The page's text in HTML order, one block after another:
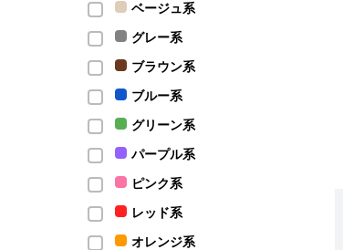
ベージュ系
グレー系
ブラウン系
ブルー系
グリーン系
パープル系
ピンク系
レッド系
オレンジ系